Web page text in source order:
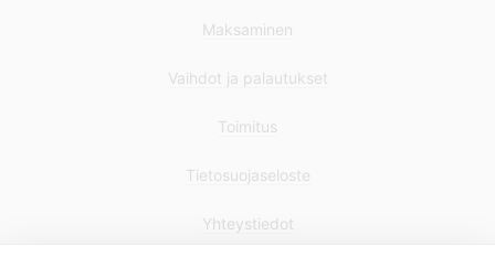
Maksaminen
Vaihdot ja palautukset
Toimitus
Tietosuojaseloste
Yhteystiedot